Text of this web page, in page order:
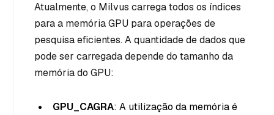
Atualmente, o Milvus carrega todos os índices
para a memória GPU para operações de
pesquisa eficientes. A quantidade de dados que
pode ser carregada depende do tamanho da
memória do GPU:
GPU_CAGRA: A utilização da memória é